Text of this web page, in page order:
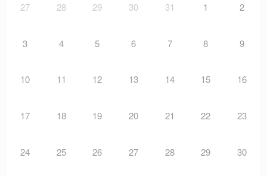
27 28 29 30 31 1 2
3 4 5 6 7 8 9
10 11 12 13 14 15 16
17 18 19 20 21 22 23
24 25 26 27 28 29 30